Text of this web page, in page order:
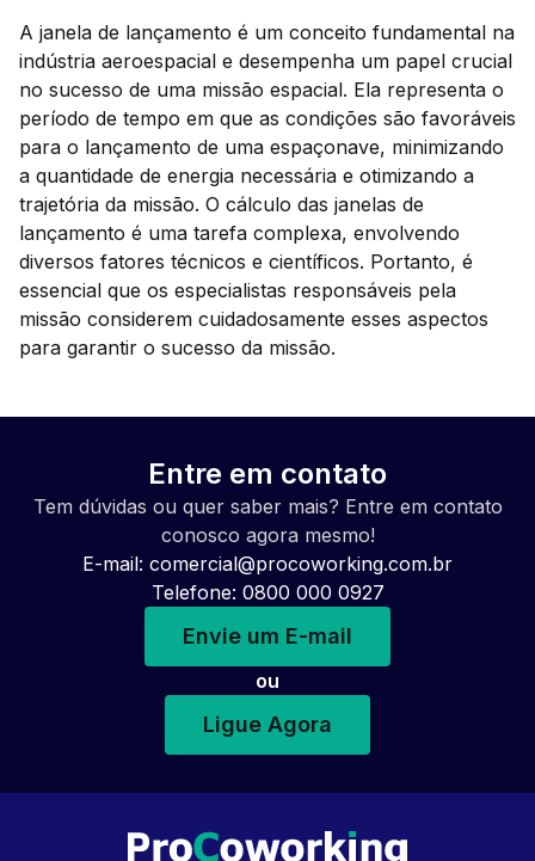
A janela de lançamento é um conceito fundamental na
indústria aeroespacial e desempenha um papel crucial
no sucesso de uma missão espacial. Ela representa o
período de tempo em que as condições são favoráveis
para o lançamento de uma espaçonave, minimizando
a quantidade de energia necessária e otimizando a
trajetória da missão. O cálculo das janelas de
lançamento é uma tarefa complexa, envolvendo
diversos fatores técnicos e científicos. Portanto, é
essencial que os especialistas responsáveis pela
missão considerem cuidadosamente esses aspectos
para garantir o sucesso da missão.
Entre em contato
Tem dúvidas ou quer saber mais? Entre em contato
conosco agora mesmo!
E-mail: comercial@procoworking.com.br
Telefone: 0800 000 0927
Envie um E-mail
ou
Ligue Agora